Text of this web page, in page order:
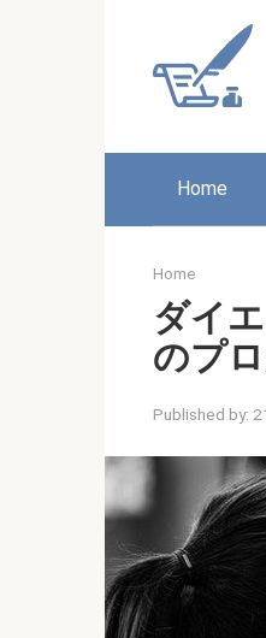
Home
Home
ダイ
のプ
Published by: